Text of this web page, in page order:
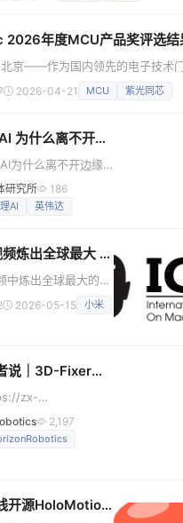
易创新等重量级合作伙伴，聚焦
2026年度MCU产品奖评选结
京——作为国内领先的电子技术
网今日正式公布“21ic 2026年度
长板，划分为多个专业赛道，旨在
主频、功耗、环路延迟、采样精度
2026-04-21 MCU 紫光同芯
什么离不开边缘计算？
为什么离不开边缘
给人的印象基本是
，一个输入框。
行业的注意力也都
抢入口，关于 AI 的
有关：模型又大了
多少钱，推理价格
研究所
186
AI 英伟达
据集、推理 Token 省71%小模型反超大模型——小米 AI 团队多篇论文入选 ICML 2026
中炼出全球最大的开
让7B 模型在
准确率提升38%；
时序推理，干掉专用
AI 团队研究成果的
Conference on
公布了论文录用结
2026-05-15
小米
：单图3D场景生成的原位补全新范式
zx-
• 文章链接：
2604.04406
数字孪生环境的关
2,197
1：4亿参数机器人小脑大模型，实现端侧300FPS